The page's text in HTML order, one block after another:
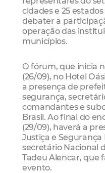
cidades e 25
debater a
operação das
municípios.
O fórum, que inicia
(26/09), no Hotel
a presença de
segurança,
comandantes e
Brasil. Ao final do
(29/09), haverá a
Justiça e Segurança
secretário Nacional
Tadeu Alencar, que
evento.